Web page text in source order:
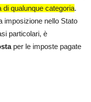
di qualunque categoria.
imposizione nello Stato
particolari, è
per le imposte pagate